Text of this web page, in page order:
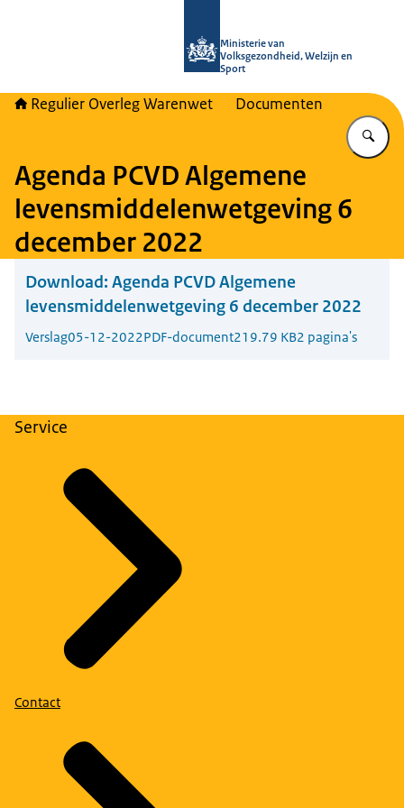
Ministerie van
Volksgezondheid, Welzijn en
Sport
Regulier Overleg Warenwet Documenten
Agenda PCVD Algemene
levensmiddelenwetgeving 6
december 2022
Download: Agenda PCVD Algemene
levensmiddelenwetgeving 6 december 2022
Verslag05-12-2022PDF-document219.79 KB2 pagina's
Service
Contact